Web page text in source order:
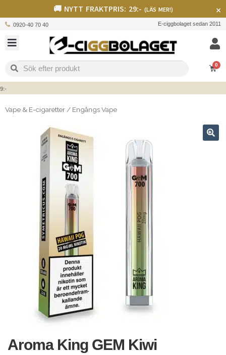
🚚 NYTT FRAKTPRIS: 29:- (LÄS MER!) ×
0920-40 70 40 E-ciggbolaget sedan 2011
0
Vape & E-cigaretter / Engångs Vape
Aroma King GEM Kiwi